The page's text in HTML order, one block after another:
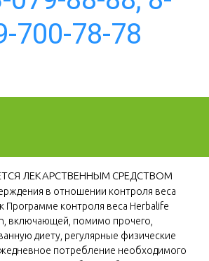
700-78-78
ЛЕКАРСТВЕННЫМ СРЕДСТВОМ
в отношении контроля веса
Программе контроля веса Herbalife
включающей, помимо прочего,
диету, регулярные физические
потребление необходимого